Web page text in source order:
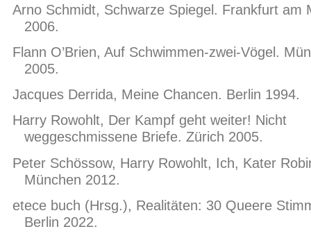
Arno Schmidt, Schwarze Spiegel. Frankfurt am
2006.
Flann O’Brien, Auf Schwimmen-zwei-Vögel.
2005.
Jacques Derrida, Meine Chancen. Berlin 1994.
Harry Rowohlt, Der Kampf geht weiter! Nicht
weggeschmissene Briefe. Zürich 2005.
Peter Schössow, Harry Rowohlt, Ich, Kater
München 2012.
etece buch (Hrsg.), Realitäten: 30 Queere
Berlin 2022.